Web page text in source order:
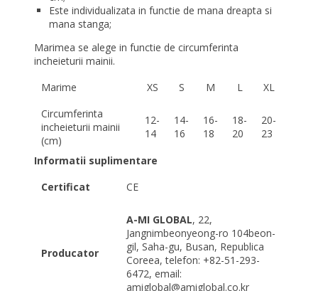
Este individualizata in functie de mana dreapta si
mana stanga;
Marimea se alege in functie de circumferinta
incheieturii mainii.
Marime
XS S M L
XL
Circumferinta
incheieturii mainii
(cm)
12-
14
14-
16
16-
18
18-
20
20-
23
Informatii suplimentare
Certificat
CE
Producator
A-MI GLOBAL, 22,
Jangnimbeonyeong-ro 104beon-
gil, Saha-gu, Busan, Republica
Coreea, telefon: +82-51-293-
6472, email:
amiglobal@amiglobal.co.kr